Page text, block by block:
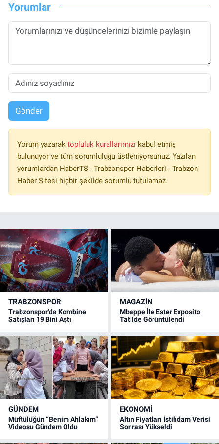
Yorumlar
Gönder
Yorum yazarak topluluk kurallarımızı kabul etmiş
bulunuyor ve tüm sorumluluğu üstleniyorsunuz. Yazılan
yorumlardan HaberTS - Trabzonspor Haberleri - Trabzon
Haber Sitesi hiçbir şekilde sorumlu tutulamaz.
TRABZONSPOR
Trabzonspor’da Kombine
Satışları 19 Bini Aştı
MAGAZİN
Mbappe İle Ester Exposito
Tatilde Görüntülendi
GÜNDEM
Müftülüğün “Benim Ahlakım”
Videosu Gündem Oldu
EKONOMİ
Altın Fiyatları İstihdam Verisi
Sonrası Yükseldi